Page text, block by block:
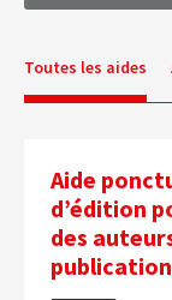
Toutes les aides
Aide
d’édition
des